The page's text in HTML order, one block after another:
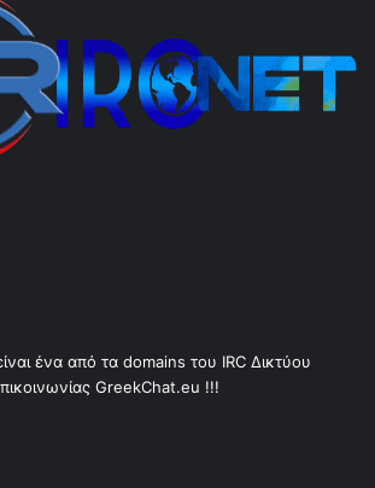
ένα από τα domains του IRC Δικτύου
GreekChat.eu !!!